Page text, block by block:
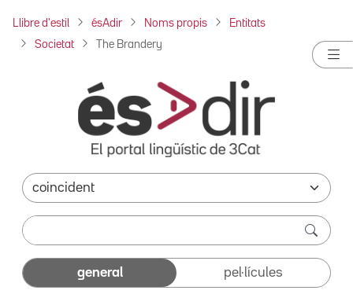
Llibre d'estil ésAdir Noms propis Entitats
Societat The Brandery
general pel·lícules